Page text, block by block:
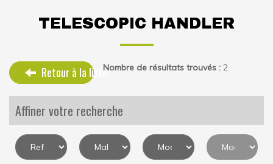
TELESCOPIC HANDLER
Retour à la listeNombre de résultats trouvés : 2
Affiner votre recherche